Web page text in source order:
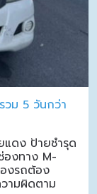
วม 5 วันกว่า
แดง ป้ายชำรุด
องทาง M-
งรถต้อง
ามผิดตาม